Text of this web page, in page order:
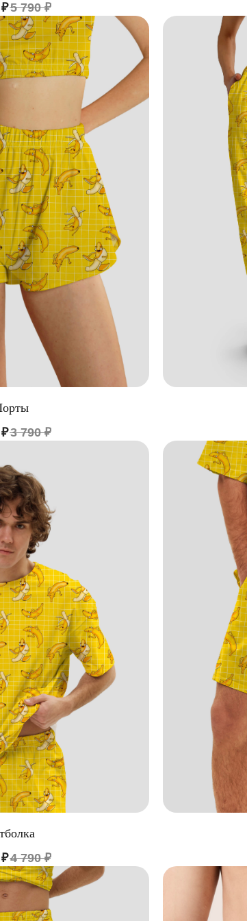
₽5 790 ₽
₽3 790 ₽
₽4 790 ₽